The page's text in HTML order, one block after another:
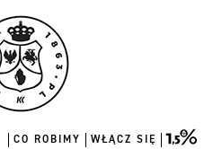
WŁĄCZ SIĘ
CO ROBIMY